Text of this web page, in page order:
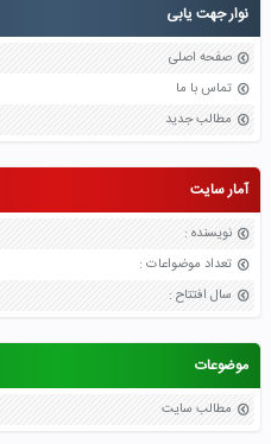
نوار جهت یابی
صفحه اصلی
تماس با ما
مطالب جدید
آمار سایت
نویسنده :
تعداد موضواعات :
سال افتتاح :
موضوعات
مطالب سایت